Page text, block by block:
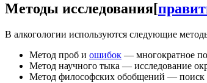
Методы исследования[
В алкогологии используются следующие
Метод проб и ошибок — многократное
Метод научного тыка — исследование
Метод философских обобщений — поиск